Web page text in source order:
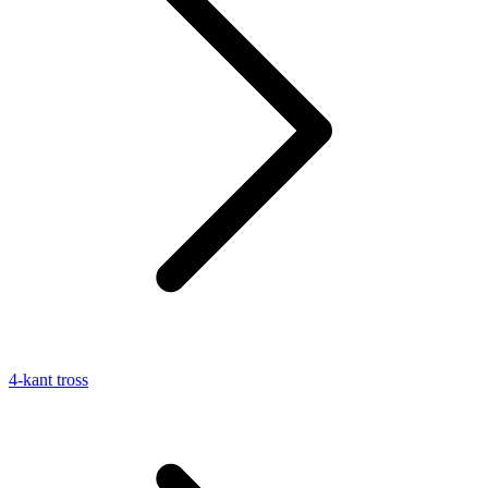
4-kant tross